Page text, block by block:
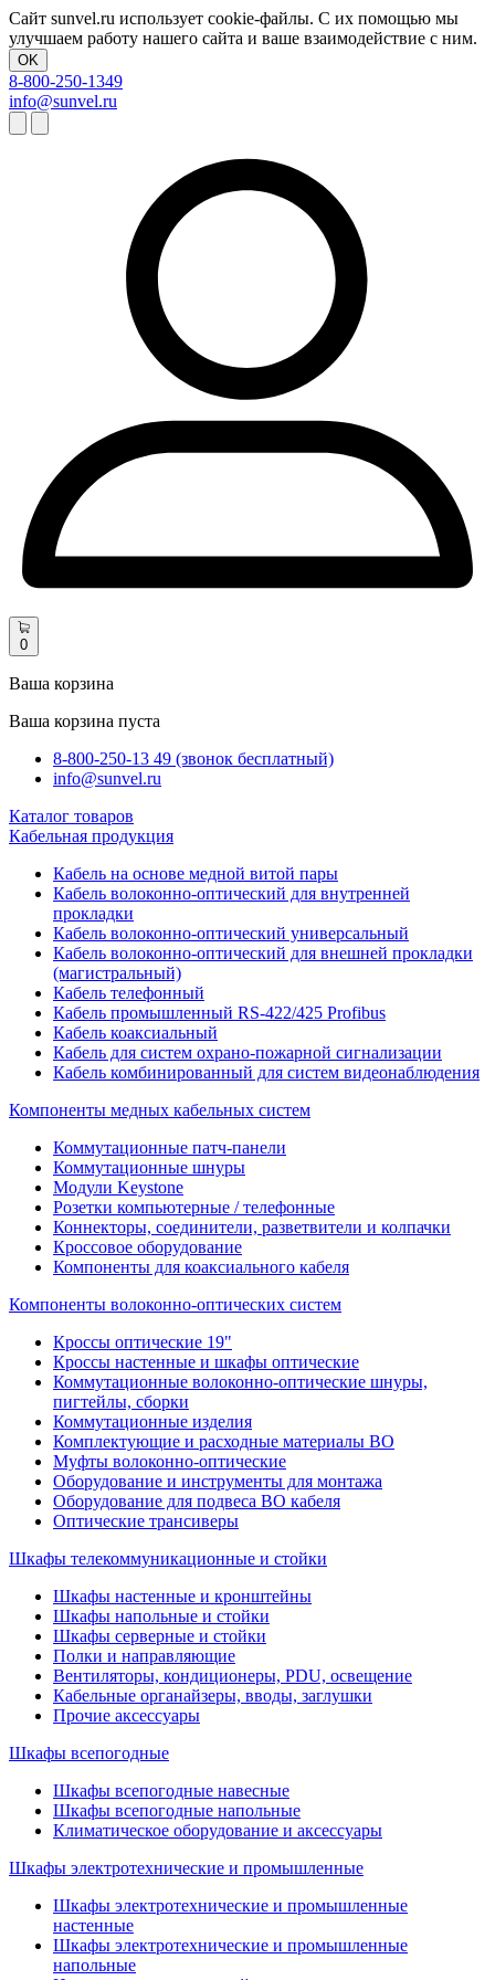
Сайт sunvel.ru использует cookie-файлы. С их помощью мы
улучшаем работу нашего сайта и ваше взаимодействие с ним.
OK
8-800-250-1349
info@sunvel.ru
0
Ваша корзина
Ваша корзина пуста
8-800-250-13 49 (звонок бесплатный)
info@sunvel.ru
Каталог товаров
Кабельная продукция
Кабель на основе медной витой пары
Кабель волоконно-оптический для внутренней
прокладки
Кабель волоконно-оптический универсальный
Кабель волоконно-оптический для внешней прокладки
(магистральный)
Кабель телефонный
Кабель промышленный RS-422/425 Profibus
Кабель коаксиальный
Кабель для систем охрано-пожарной сигнализации
Кабель комбинированный для систем видеонаблюдения
Компоненты медных кабельных систем
Коммутационные патч-панели
Коммутационные шнуры
Модули Keystone
Розетки компьютерные / телефонные
Коннекторы, соединители, разветвители и колпачки
Кроссовое оборудование
Компоненты для коаксиального кабеля
Компоненты волоконно-оптических систем
Кроссы оптические 19"
Кроссы настенные и шкафы оптические
Коммутационные волоконно-оптические шнуры,
пигтейлы, сборки
Коммутационные изделия
Комплектующие и расходные материалы ВО
Муфты волоконно-оптические
Оборудование и инструменты для монтажа
Оборудование для подвеса ВО кабеля
Оптические трансиверы
Шкафы телекоммуникационные и стойки
Шкафы настенные и кронштейны
Шкафы напольные и стойки
Шкафы серверные и стойки
Полки и направляющие
Вентиляторы, кондиционеры, PDU, освещение
Кабельные органайзеры, вводы, заглушки
Прочие аксеcсуары
Шкафы всепогодные
Шкафы всепогодные навесные
Шкафы всепогодные напольные
Климатическое оборудование и аксессуары
Шкафы электротехнические и промышленные
Шкафы электротехнические и промышленные
настенные
Шкафы электротехнические и промышленные
напольные